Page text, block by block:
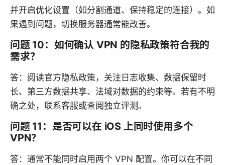
并开启优化设置（如分割通道、保持稳定的连接）。如
果遇到问题，切换服务器通常能改善。
问题 10：如何确认 VPN 的隐私政策符合我的
需求？
答：阅读官方隐私政策，关注日志收集、数据保留时
长、第三方数据共享、法域对数据的约束等。若有不明
确之处，联系客服或查阅独立评测。
问题 11：是否可以在 iOS 上同时使用多个
VPN？
答：通常不能同时启用两个 VPN 配置。你可以在不同